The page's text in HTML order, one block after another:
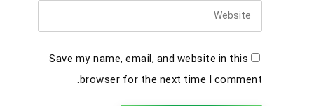
Save my name, email, and website in this
browser for the next time I comment.